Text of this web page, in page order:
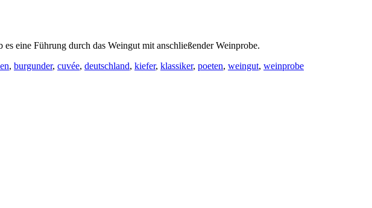
eine Führung durch das Weingut mit anschließender Weinprobe.
, burgunder, cuvée, deutschland, kiefer, klassiker, poeten, weingut, weinprobe